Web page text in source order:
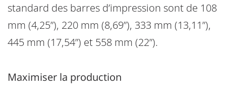
standard des barres d’impression sont de 108
mm (4,25”), 220 mm (8,69”), 333 mm (13,11”),
445 mm (17,54”) et 558 mm (22”).
Maximiser la production